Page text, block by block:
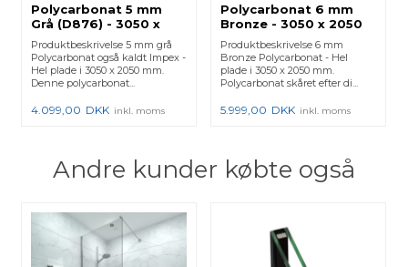
Polycarbonat 5 mm
Grå (D876) - 3050 x
2050 mm
Produktbeskrivelse 5 mm grå
Polycarbonat også kaldt Impex -
Hel plade i 3050 x 2050 mm.
Denne polycarbonat...
4.099,00 DKK inkl. moms
Polycarbonat 6 mm
Bronze - 3050 x 2050
mm
Produktbeskrivelse 6 mm
Bronze Polycarbonat - Hel
plade i 3050 x 2050 mm.
Polycarbonat skåret efter di...
5.999,00 DKK inkl. moms
Andre kunder købte også